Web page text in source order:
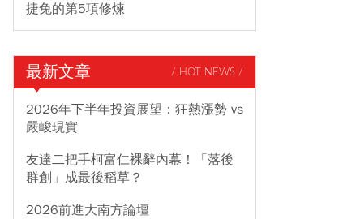
捷兔的第5項修煉
最新文章 / HOT NEWS /
2026年下半年投資展望：狂熱漲勢 vs
嚴峻現實
友達二把手柯富仁裸辭內幕！「落後
群創」成最後稻草？
2026前進大南方論壇